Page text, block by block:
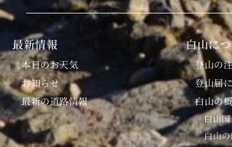
最新情報
本日のお天気
お知らせ
最新の道路情報
白山に
登山の
登山届
白山の
白山
白山